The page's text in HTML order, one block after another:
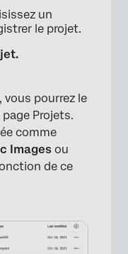
×
un
le projet.
vous pourrez le
page Projets.
comme
Images ou
de ce